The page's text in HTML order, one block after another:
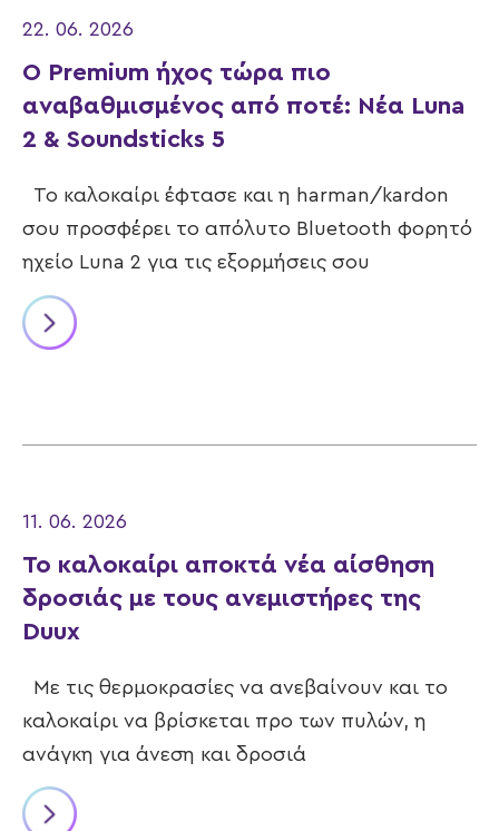
22. 06. 2026
Ο Premium ήχος τώρα πιο
αναβαθμισμένος από ποτέ: Νέα Luna
2 & Soundsticks 5
Το καλοκαίρι έφτασε και η harman/kardon
σου προσφέρει το απόλυτο Bluetooth φορητό
ηχείο Luna 2 για τις εξορμήσεις σου
11. 06. 2026
Το καλοκαίρι αποκτά νέα αίσθηση
δροσιάς με τους ανεμιστήρες της
Duux
Με τις θερμοκρασίες να ανεβαίνουν και το
καλοκαίρι να βρίσκεται προ των πυλών, η
ανάγκη για άνεση και δροσιά